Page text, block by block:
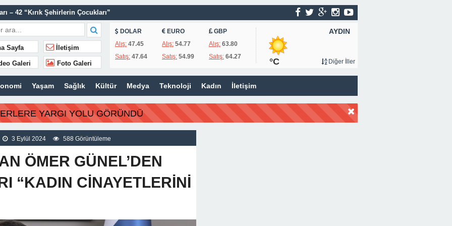
– 42 “Kırık Şehirlerin Çocukları”
SONU !
SÜRDÜRÜYOR
HATIRALARI OYUNCAK MÜZESİNDE HAYAT BULACAK
MECLİSİNDE YEREL İŞLETMELERE ANLAMLI DESTEK
Sayfa İletişim
Galeri Foto Galeri
DOLAR
Alış: 47.45
Satış: 47.64
EURO
Alış:54.77
Satış:54.99
GBP
Alış:63.80
Satış:64.27
AYDIN
°C Diğer İller
Yaşam Sağlık Kültür Medya Teknoloji Kadın İletişim
YARGI YOLU GÖRÜNDÜ
3 Eylül 2024 588 Görüntüleme
ÖMER GÜNEL’DEN
“KADIN CİNAYETLERİNİ